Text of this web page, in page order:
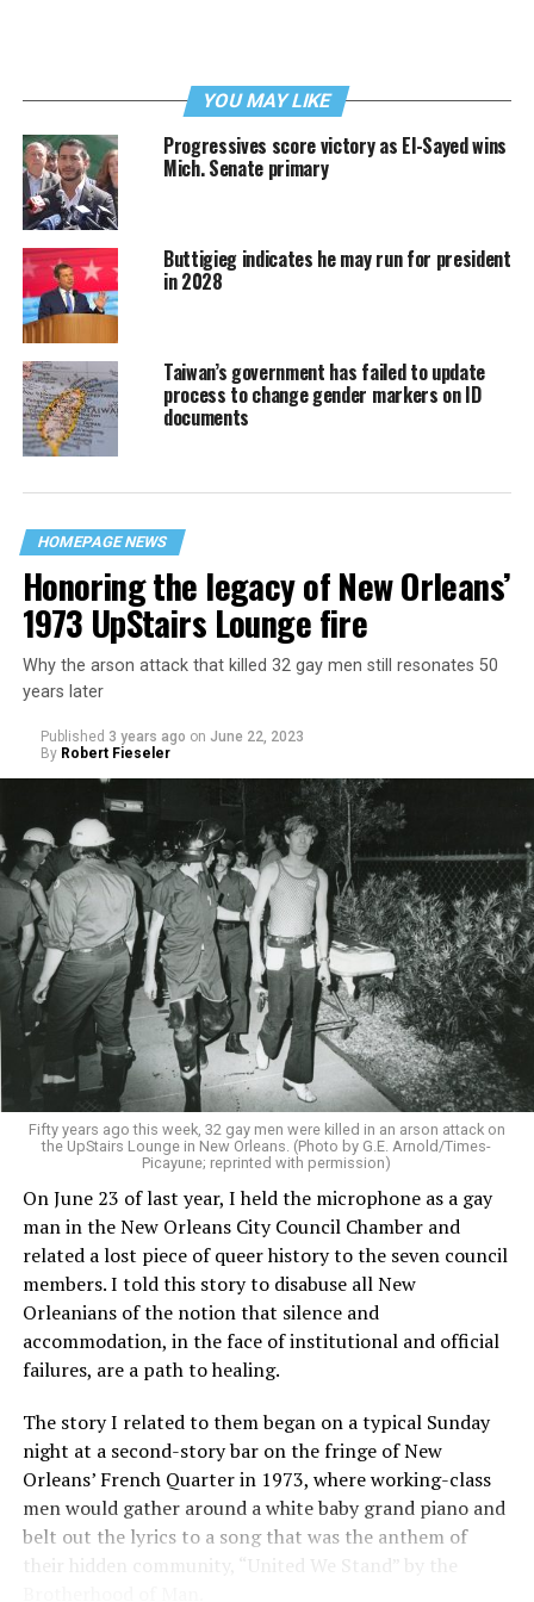
YOU MAY LIKE
Progressives score victory as El-Sayed wins
Mich. Senate primary
Buttigieg indicates he may run for president
in 2028
Taiwan’s government has failed to update
process to change gender markers on ID
documents
HOMEPAGE NEWS
Honoring the legacy of New Orleans’
1973 UpStairs Lounge fire
Why the arson attack that killed 32 gay men still resonates 50
years later
Published 3 years ago on June 22, 2023
By Robert Fieseler
Fifty years ago this week, 32 gay men were killed in an arson attack on
the UpStairs Lounge in New Orleans. (Photo by G.E. Arnold/Times-
Picayune; reprinted with permission)
On June 23 of last year, I held the microphone as a gay
man in the New Orleans City Council Chamber and
related a lost piece of queer history to the seven council
members. I told this story to disabuse all New
Orleanians of the notion that silence and
accommodation, in the face of institutional and official
failures, are a path to healing.
The story I related to them began on a typical Sunday
night at a second-story bar on the fringe of New
Orleans’ French Quarter in 1973, where working-class
men would gather around a white baby grand piano and
belt out the lyrics to a song that was the anthem of
their hidden community, “United We Stand” by the